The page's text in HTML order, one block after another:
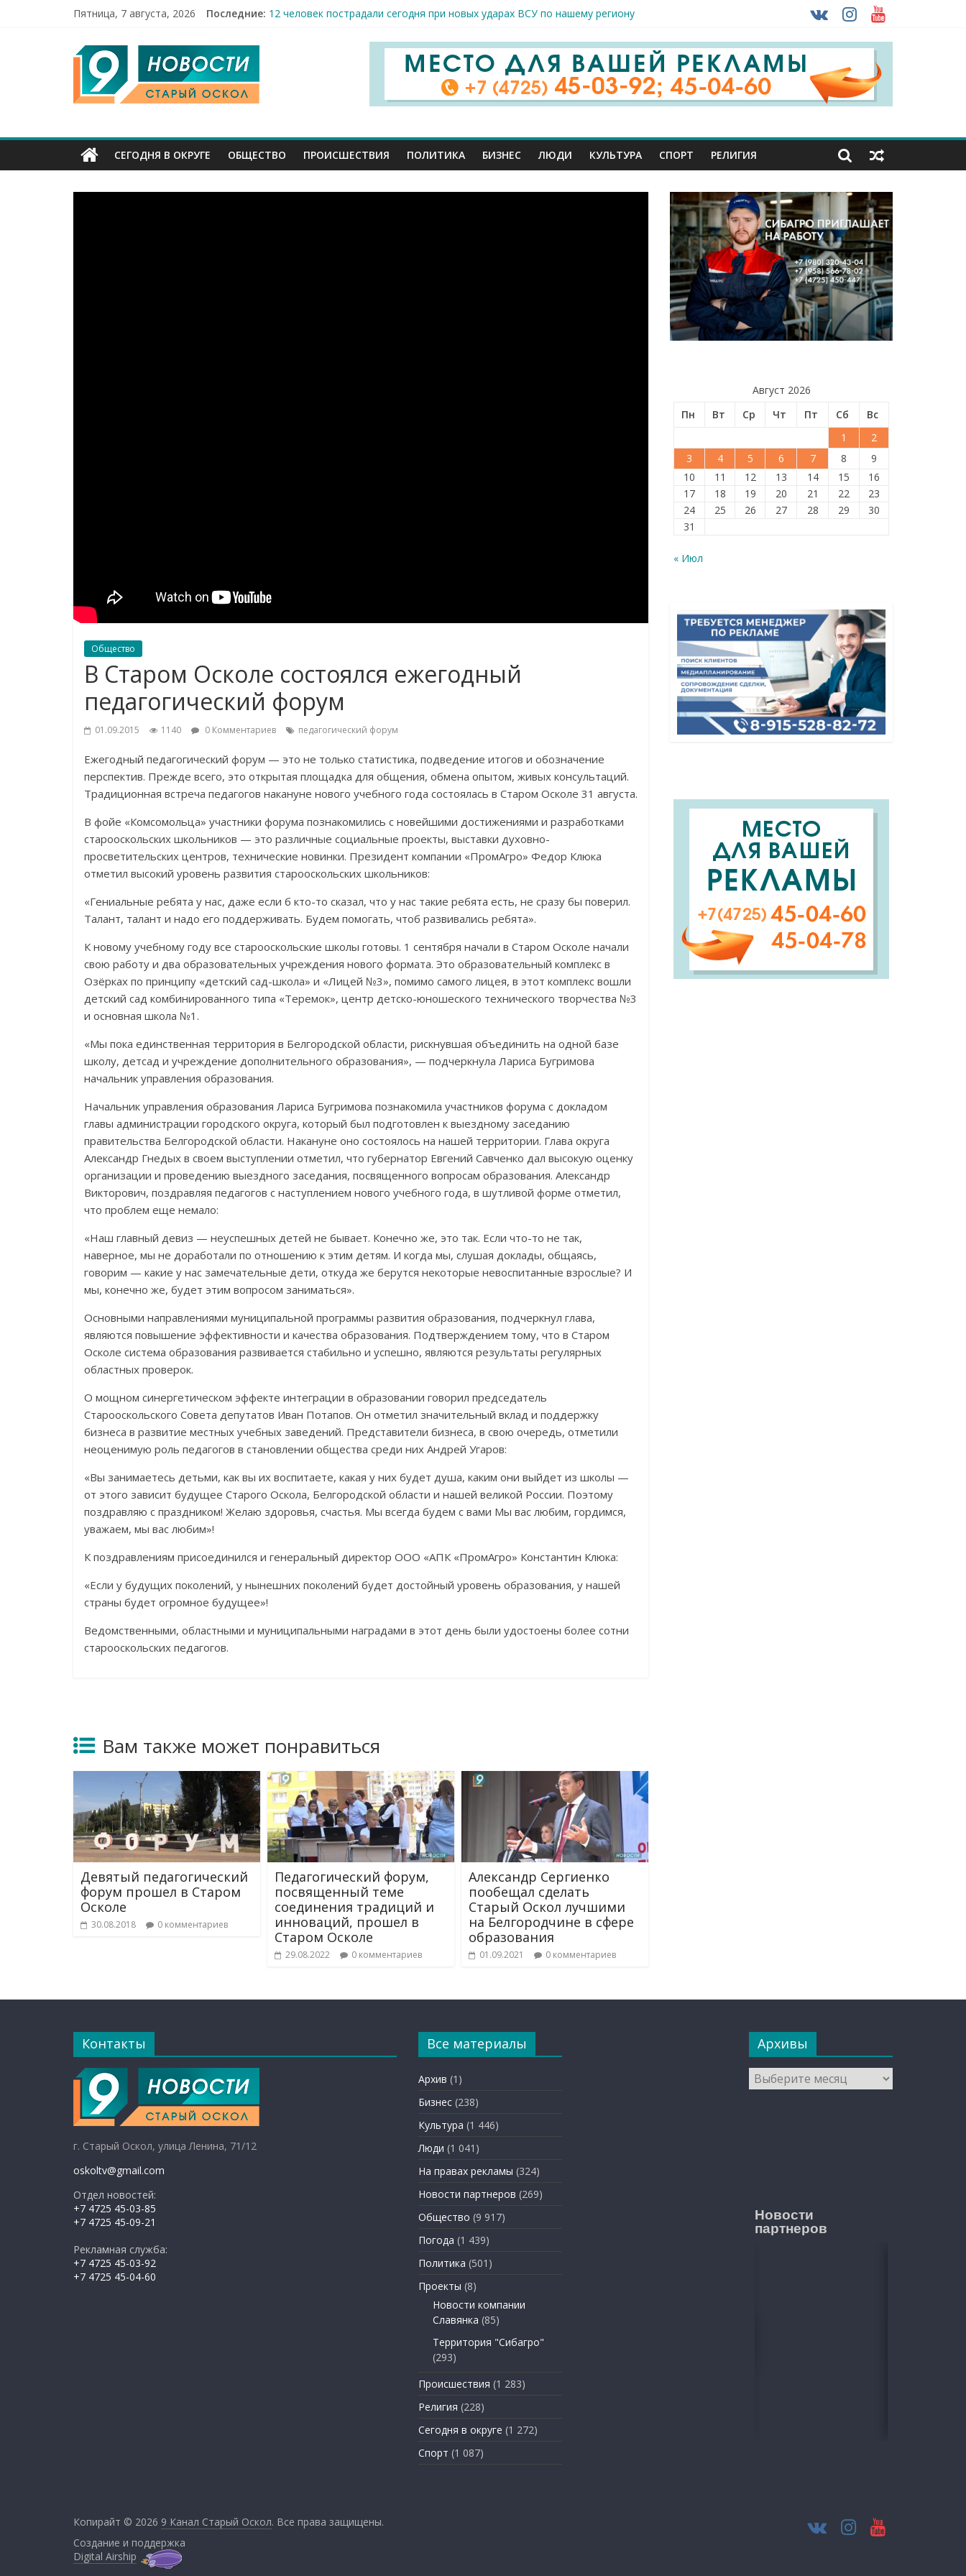
Пятница, 7 августа, 2026 Последние: 12 человек пострадали сегодня при новых ударах ВСУ по нашему региону
Строители принимают поздравления с профессиональным праздником
Праздник спорта и достижений: в Старом Осколе отметили День физкультурника
Бесплатная арт-мастерская открылась в Старом Осколе
9
Канал
Старый
Оскол
СЕГОДНЯ В ОКРУГЕ ОБЩЕСТВО ПРОИСШЕСТВИЯ ПОЛИТИКА БИЗНЕС ЛЮДИ КУЛЬТУРА СПОРТ РЕЛИГИЯ
Общество
В Старом Осколе состоялся ежегодный
педагогический форум
01.09.2015 1140 0 Комментариев педагогический форум
Ежегодный педагогический форум — это не только статистика, подведение итогов и обозначение
перспектив. Прежде всего, это открытая площадка для общения, обмена опытом, живых консультаций.
Традиционная встреча педагогов накануне нового учебного года состоялась в Старом Осколе 31 августа.
В фойе «Комсомольца» участники форума познакомились с новейшими достижениями и разработками
старооскольских школьников — это различные социальные проекты, выставки духовно-
просветительских центров, технические новинки. Президент компании «ПромАгро» Федор Клюка
отметил высокий уровень развития старооскольских школьников:
«Гениальные ребята у нас, даже если б кто-то сказал, что у нас такие ребята есть, не сразу бы поверил.
Талант, талант и надо его поддерживать. Будем помогать, чтоб развивались ребята».
К новому учебному году все старооскольские школы готовы. 1 сентября начали в Старом Осколе начали
свою работу и два образовательных учреждения нового формата. Это образовательный комплекс в
Озёрках по принципу «детский сад-школа» и «Лицей №3», помимо самого лицея, в этот комплекс вошли
детский сад комбинированного типа «Теремок», центр детско-юношеского технического творчества №3
и основная школа №1.
«Мы пока единственная территория в Белгородской области, рискнувшая объединить на одной базе
школу, детсад и учреждение дополнительного образования», — подчеркнула Лариса Бугримова
начальник управления образования.
Начальник управления образования Лариса Бугримова познакомила участников форума с докладом
главы администрации городского округа, который был подготовлен к выездному заседанию
правительства Белгородской области. Накануне оно состоялось на нашей территории. Глава округа
Александр Гнедых в своем выступлении отметил, что губернатор Евгений Савченко дал высокую оценку
организации и проведению выездного заседания, посвященного вопросам образования. Александр
Викторович, поздравляя педагогов с наступлением нового учебного года, в шутливой форме отметил,
что проблем еще немало:
«Наш главный девиз — неуспешных детей не бывает. Конечно же, это так. Если что-то не так,
наверное, мы не доработали по отношению к этим детям. И когда мы, слушая доклады, общаясь,
говорим — какие у нас замечательные дети, откуда же берутся некоторые невоспитанные взрослые? И
мы, конечно же, будет этим вопросом заниматься».
Основными направлениями муниципальной программы развития образования, подчеркнул глава,
являются повышение эффективности и качества образования. Подтверждением тому, что в Старом
Осколе система образования развивается стабильно и успешно, являются результаты регулярных
областных проверок.
О мощном синергетическом эффекте интеграции в образовании говорил председатель
Старооскольского Совета депутатов Иван Потапов. Он отметил значительный вклад и поддержку
бизнеса в развитие местных учебных заведений. Представители бизнеса, в свою очередь, отметили
неоценимую роль педагогов в становлении общества среди них Андрей Угаров:
«Вы занимаетесь детьми, как вы их воспитаете, какая у них будет душа, каким они выйдет из школы —
от этого зависит будущее Старого Оскола, Белгородской области и нашей великой России. Поэтому
поздравляю с праздником! Желаю здоровья, счастья. Мы всегда будем с вами Мы вас любим, гордимся,
уважаем, мы вас любим»!
К поздравлениям присоединился и генеральный директор ООО «АПК «ПромАгро» Константин Клюка:
«Если у будущих поколений, у нынешних поколений будет достойный уровень образования, у нашей
страны будет огромное будущее»!
Ведомственными, областными и муниципальными наградами в этот день были удостоены более сотни
старооскольских педагогов.
Вам также может понравиться
Девятый педагогический
форум прошел в Старом
Осколе
30.08.2018 0 комментариев
Педагогический форум,
посвященный теме
соединения традиций и
инноваций, прошел в
Старом Осколе
29.08.2022 0 комментариев
Александр Сергиенко
пообещал сделать
Старый Оскол лучшими
на Белгородчине в сфере
образования
01.09.2021 0 комментариев
Август 2026
Пн
Вт Ср Чт Пт Сб
Вс
1
2
3
4 5 6 7 8
9
10
11 12 13 14 15
16
17
18 19 20 21 22
23
24
25 26 27 28 29
30
31
« Июл
Контакты
г. Старый Оскол, улица Ленина, 71/12
oskoltv@gmail.com
Отдел новостей:
+7 4725 45-03-85
+7 4725 45-09-21
Рекламная служба:
+7 4725 45-03-92
+7 4725 45-04-60
Все материалы
Архив (1)
Бизнес (238)
Культура (1 446)
Люди (1 041)
На правах рекламы (324)
Новости партнеров (269)
Общество (9 917)
Погода (1 439)
Политика (501)
Проекты (8)
Новости компании
Славянка (85)
Территория "Сибагро"
(293)
Происшествия (1 283)
Религия (228)
Сегодня в округе (1 272)
Спорт (1 087)
Архивы
Архивы
Новости
партнеров
Копирайт © 2026 9 Канал Старый Оскол. Все права защищены.
Создание и поддержка
Digital Airship